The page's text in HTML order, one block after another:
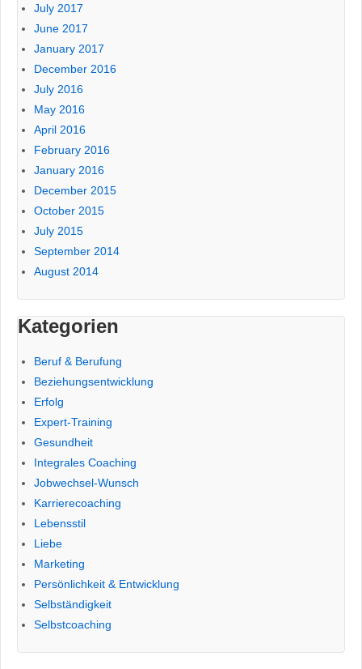
July 2017
June 2017
January 2017
December 2016
July 2016
May 2016
April 2016
February 2016
January 2016
December 2015
October 2015
July 2015
September 2014
August 2014
Kategorien
Beruf & Berufung
Beziehungsentwicklung
Erfolg
Expert-Training
Gesundheit
Integrales Coaching
Jobwechsel-Wunsch
Karrierecoaching
Lebensstil
Liebe
Marketing
Persönlichkeit & Entwicklung
Selbständigkeit
Selbstcoaching